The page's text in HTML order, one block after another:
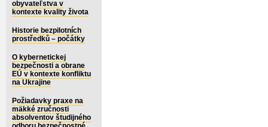
obyvateľstva v
kontexte kvality života
Historie bezpilotních
prostředků – počátky
O kybernetickej
bezpečnosti a obrane
EÚ v kontexte konfliktu
na Ukrajine
Požiadavky praxe na
mäkké zručnosti
absolventov študijného